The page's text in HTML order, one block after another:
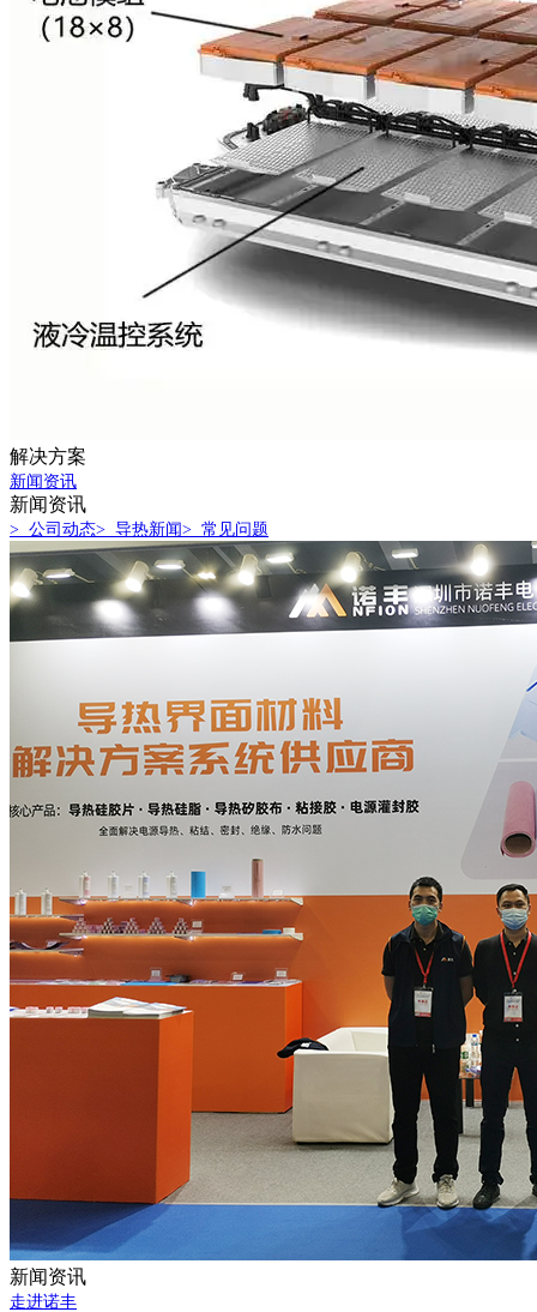
解决方案
新闻资讯
新闻资讯
> 公司动态> 导热新闻> 常见问题
新闻资讯
走进诺丰